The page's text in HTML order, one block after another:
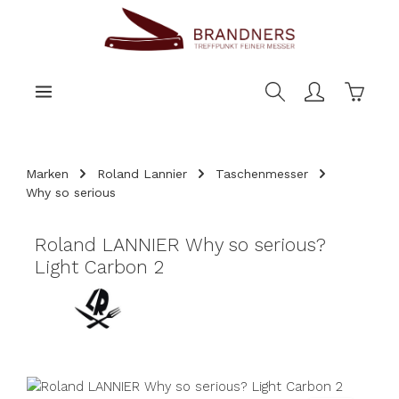
Marken Roland Lannier
Taschenmesser
Why so serious
Roland LANNIER Why so serious?
Light Carbon 2
Bildergalerie überspringen